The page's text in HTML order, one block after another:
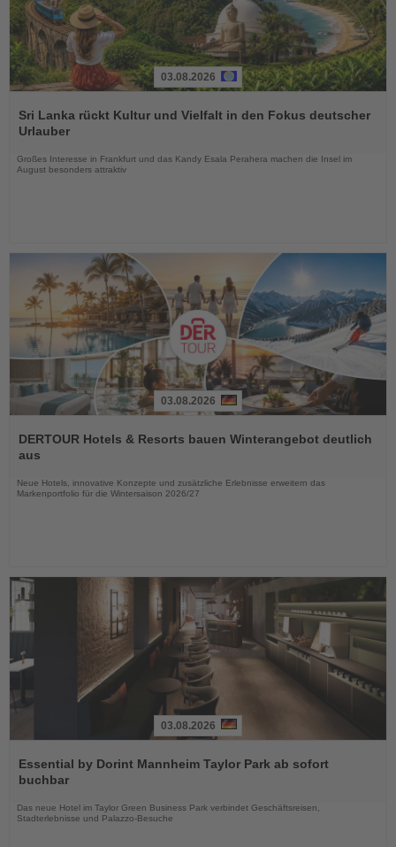
Sie
die
03.08.2026
Sri Lanka rückt Kultur und Vielfalt in den Fokus deutscher
Urlauber
Großes Interesse in Frankfurt und das Kandy Esala Perahera machen die Insel im
August besonders attraktiv
Sie
die
03.08.2026
DERTOUR Hotels & Resorts bauen Winterangebot deutlich
aus
Neue Hotels, innovative Konzepte und zusätzliche Erlebnisse erweitern das
Markenportfolio für die Wintersaison 2026/27
Sie
die
03.08.2026
Essential by Dorint Mannheim Taylor Park ab sofort
buchbar
Das neue Hotel im Taylor Green Business Park verbindet Geschäftsreisen,
Stadterlebnisse und Palazzo-Besuche